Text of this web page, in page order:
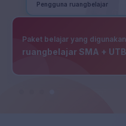
Pengguna ruangbelajar
Paket belajar yang
ruangbelajar SMA +